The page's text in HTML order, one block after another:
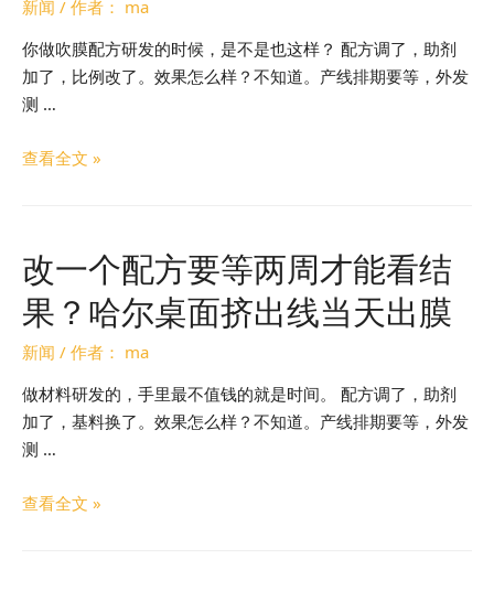
新闻 / 作者： ma
你做吹膜配方研发的时候，是不是也这样？ 配方调了，助剂
加了，比例改了。效果怎么样？不知道。产线排期要等，外发
测 …
查看全文 »
改一个配方要等两周才能看结
果？哈尔桌面挤出线当天出膜
新闻 / 作者： ma
做材料研发的，手里最不值钱的就是时间。 配方调了，助剂
加了，基料换了。效果怎么样？不知道。产线排期要等，外发
测 …
查看全文 »